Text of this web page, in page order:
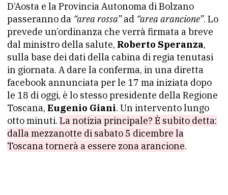
D’Aosta e la Provincia Autonoma di Bolzano
passeranno da “area rossa”ad “area arancione”. Lo
prevede un’ordinanza che verrà firmata a breve
dal ministro della salute, Roberto Speranza,
sulla base dei dati della cabina di regia tenutasi
in giornata. A dare la conferma, in una diretta
facebook annunciata per le 17 ma iniziata dopo
le 18 di oggi, è lo stesso presidente della Regione
Toscana, Eugenio Giani. Un intervento lungo
otto minuti. La notizia principale? È subito detta:
dalla mezzanotte di sabato 5 dicembre la
Toscana tornerà a essere zona arancione.